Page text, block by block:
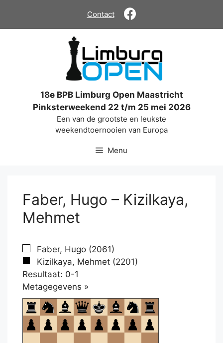
de
Contact
18e BPB Limburg Open Maastricht
Pinksterweekend 22 t/m 25 mei 2026
Een van de grootste en leukste
weekendtoernooien van Europa
Menu
Faber, Hugo – Kizilkaya,
Mehmet
Faber, Hugo (2061)
Kizilkaya, Mehmet (2201)
Resultaat: 0-1
Metagegevens »
om
te
openen.